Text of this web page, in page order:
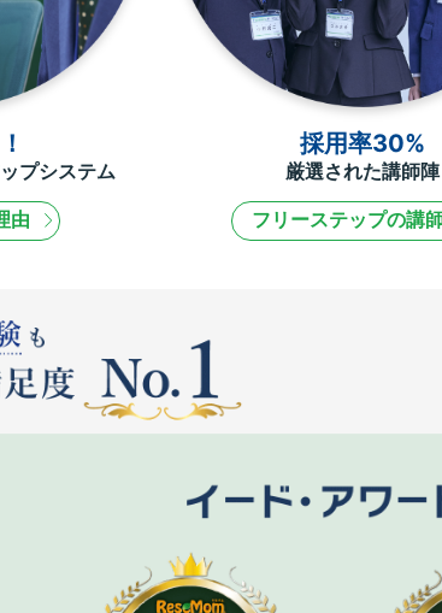
プシステム
由
採用率30%
厳選された講師陣
フリーステップの講